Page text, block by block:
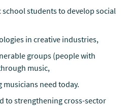
students to develop social
in creative industries,
groups (people with
music,
musicians need today.
to strengthening cross-sector